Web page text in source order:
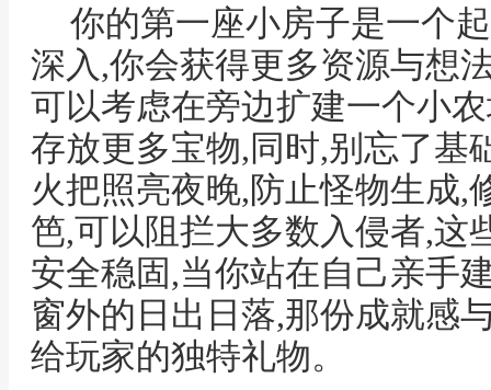
你的第一座小房子是一个
深入,你会获得更多资源与想
可以考虑在旁边扩建一个小
存放更多宝物,同时,别忘了基
火把照亮夜晚,防止怪物生成,
笆,可以阻拦大多数入侵者,这
安全稳固,当你站在自己亲手
窗外的日出日落,那份成就感
给玩家的独特礼物。